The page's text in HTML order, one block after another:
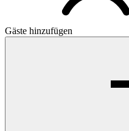
Gäste hinzufügen